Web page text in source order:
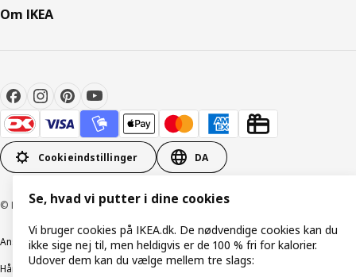
Om IKEA
Cookieindstillinger DA
© Inter IKEA Systems B.V. 1999-2026
Ansvarlig rapportering CookiepolitikDigital tilgængelighed
Håndtering af persondataSalgs- og leveringsbetingelser
Se, hvad vi putter i dine cookies
Vi bruger cookies på IKEA.dk. De nødvendige cookies kan du
ikke sige nej til, men heldigvis er de 100 % fri for kalorier.
Udover dem kan du vælge mellem tre slags: